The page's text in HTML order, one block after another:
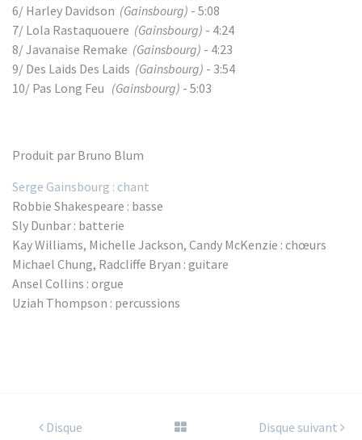
6/ Harley Davidson (Gainsbourg) - 5:08
7/ Lola Rastaquouere (Gainsbourg) - 4:24
8/ Javanaise Remake (Gainsbourg) - 4:23
9/ Des Laids Des Laids (Gainsbourg) - 3:54
10/ Pas Long Feu (Gainsbourg) - 5:03
Produit par Bruno Blum
Serge Gainsbourg : chant
Robbie Shakespeare : basse
Sly Dunbar : batterie
Kay Williams, Michelle Jackson, Candy McKenzie : chœurs
Michael Chung, Radcliffe Bryan : guitare
Ansel Collins : orgue
Uziah Thompson : percussions
Disque
Disque suivant